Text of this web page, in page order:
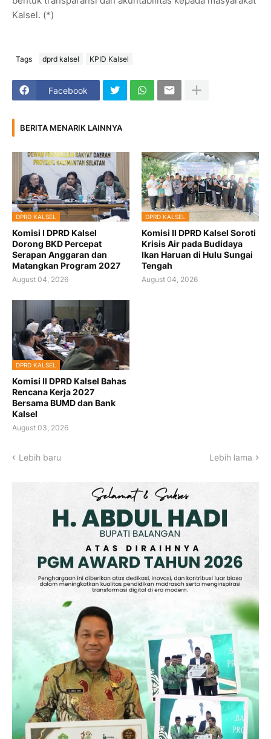
Kalsel. (*)
Tags dprd kalsel KPID Kalsel
Facebook
BERITA MENARIK LAINNYA
DPRD KALSEL
Komisi I DPRD Kalsel
Dorong BKD Percepat
Serapan Anggaran dan
Matangkan Program 2027
August 04, 2026
DPRD KALSEL
Komisi II DPRD Kalsel Soroti
Krisis Air pada Budidaya
Ikan Haruan di Hulu Sungai
Tengah
August 04, 2026
DPRD KALSEL
Komisi II DPRD Kalsel Bahas
Rencana Kerja 2027
Bersama BUMD dan Bank
Kalsel
August 03, 2026
Lebih baru Lebih lama